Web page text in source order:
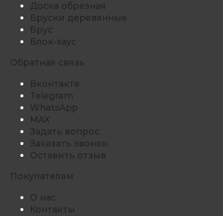
Доска обрезная
Бруски деревянные
Брус
Блок-хаус
Обратная связь
Вконтакте
Telegram
WhatsApp
MAX
Задать вопрос
Заказать звонок
Оставить отзыв
Покупателям
О нас
Контакты